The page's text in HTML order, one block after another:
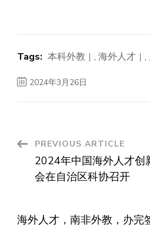
Tags: 本科外教 , 海外人才 ,
2024年3月26日
Post
Navigation
PREVIOUS ARTICLE
2024年中国海外人才创
会在自治区科协召开
海外人才，南非外教，办完